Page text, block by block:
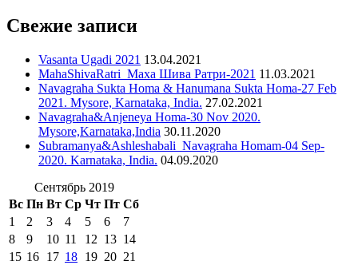
Свежие записи
Vasanta Ugadi 2021 13.04.2021
MahaShivaRatri_Маха Шива Ратри-2021 11.03.2021
Navagraha Sukta Homa & Hanumana Sukta Homa-27 Feb
2021. Mysore, Karnataka, India. 27.02.2021
Navagraha&Anjeneya Homa-30 Nov 2020.
Mysore,Karnataka,India 30.11.2020
Subramanya&Ashleshabali_Navagraha Homam-04 Sep-
2020. Karnataka, India. 04.09.2020
Сентябрь 2019
Вс Пн Вт Ср Чт Пт Сб
1
2 3 4 5 6
7
8
9 10 11 12 13 14
15 16 17 18 19 20 21